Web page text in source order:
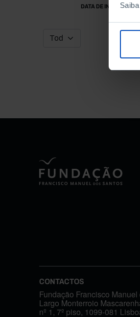
DATA DE INÍCIO
CONTACTOS
Fundação Francisco
Largo Monterroio
nº 1, 7º piso, 1099-081